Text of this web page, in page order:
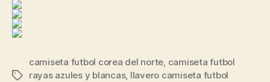
Etiquetas
camiseta futbol corea del norte, camiseta futbol
rayas azules y blancas, llavero camiseta futbol